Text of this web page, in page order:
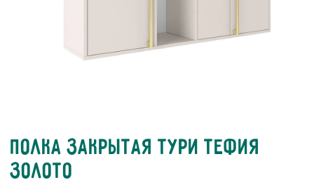
Полка закрытая Тури Тефия
Золото